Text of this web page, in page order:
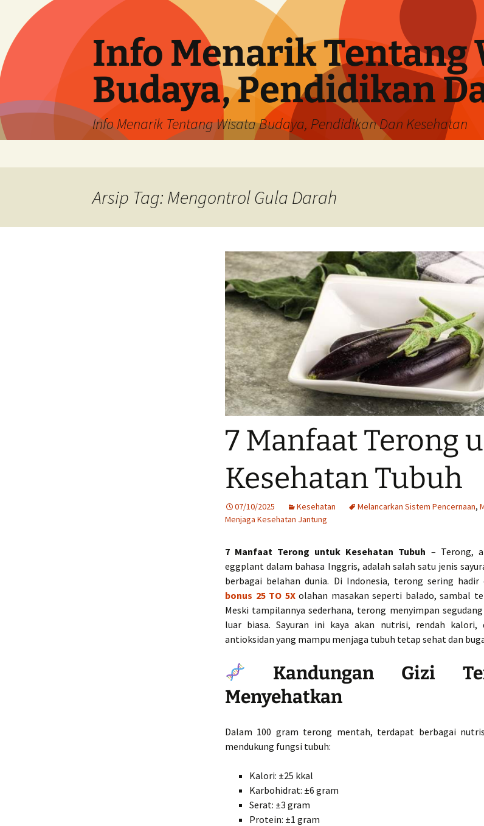
Info Menarik Tentang
Budaya, Pendidikan
Info Menarik Tentang Wisata Budaya, Pendidikan Dan Kesehatan
Arsip Tag: Mengontrol Gula Darah
7 Manfaat Terong
Kesehatan Tubuh
07/10/2025 Kesehatan Melancarkan Sistem Pencernaan,
Menjaga Kesehatan Jantung
7 Manfaat Terong untuk Kesehatan Tubuh – Terong,
eggplant dalam bahasa Inggris, adalah salah satu jenis
berbagai belahan dunia. Di Indonesia, terong sering hadir
bonus 25 TO 5Xolahan masakan seperti balado, sambal
Meski tampilannya sederhana, terong menyimpan
luar biasa. Sayuran ini kaya akan nutrisi, rendah kalori,
antioksidan yang mampu menjaga tubuh tetap sehat dan
Kandungan Gizi
Menyehatkan
Dalam 100 gram terong mentah, terdapat berbagai
mendukung fungsi tubuh:
Kalori: ±25 kkal
Karbohidrat: ±6 gram
Serat: ±3 gram
Protein: ±1 gram